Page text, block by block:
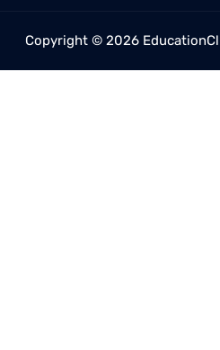
Copyright © 2026